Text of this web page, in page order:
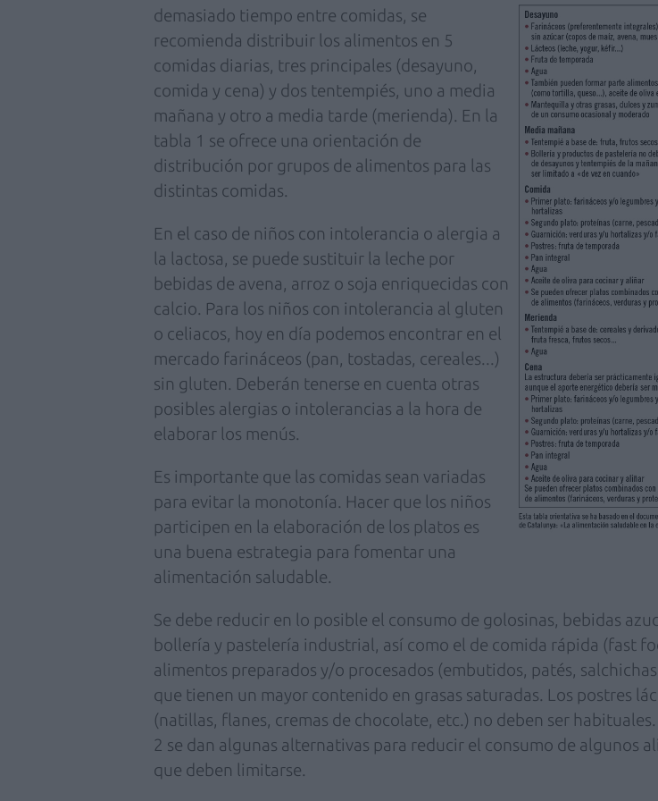
demasiado tiempo entre comidas, se
recomienda distribuir los alimentos en 5
comidas diarias, tres principales (desayuno,
comida y cena) y dos tentempiés, uno a media
mañana y otro a media tarde (merienda). En la
tabla 1 se ofrece una orientación de
distribución por grupos de alimentos para las
distintas comidas.
En el caso de niños con intolerancia o alergia a
la lactosa, se puede sustituir la leche por
bebidas de avena, arroz o soja enriquecidas con
calcio. Para los niños con intolerancia al gluten
o celiacos, hoy en día podemos encontrar en el
mercado farináceos (pan, tostadas, cereales...)
sin gluten. Deberán tenerse en cuenta otras
posibles alergias o intolerancias a la hora de
elaborar los menús.
Es importante que las comidas sean variadas
para evitar la monotonía. Hacer que los niños
participen en la elaboración de los platos es
una buena estrategia para fomentar una
alimentación saludable.
Se debe reducir en lo posible el consumo de golosinas, bebidas
bollería y pastelería industrial, así como el de comida rápida (fast
alimentos preparados y/o procesados (embutidos, patés,
que tienen un mayor contenido en grasas saturadas. Los postres
(natillas, flanes, cremas de chocolate, etc.) no deben ser
2 se dan algunas alternativas para reducir el consumo de algunos
que deben limitarse.